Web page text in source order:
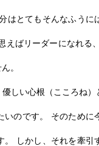
はとてもそんなふう
えばリーダーになれる
。
しい心根（こころね
のです。 そのために
。 しかし、それを牽引